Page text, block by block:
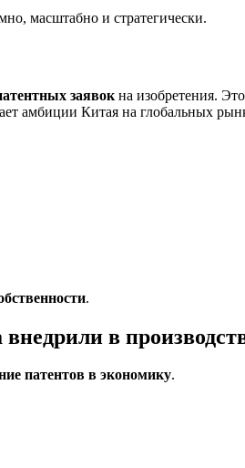
масштабно и стратегически.
заявок на изобретения.
амбиции Китая на глобальных
.
в
патентов в экономику.